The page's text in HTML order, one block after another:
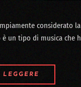
considerato
un tipo di musica che